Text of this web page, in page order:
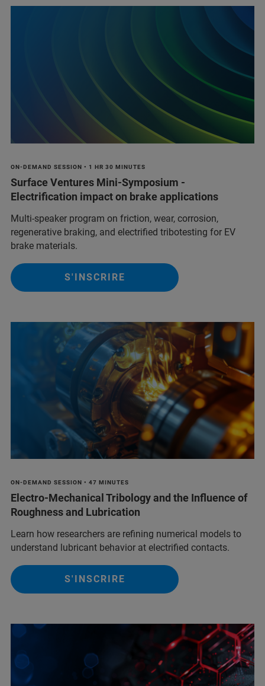
ON-DEMAND SESSION • 1 HR 30 MINUTES
Surface Ventures Mini-Symposium -
Electrification impact on brake applications
Multi‑speaker program on friction, wear, corrosion,
regenerative braking, and electrified tribotesting for EV
brake materials.
S'INSCRIRE
ON-DEMAND SESSION • 47 MINUTES
Electro-Mechanical Tribology and the Influence of
Roughness and Lubrication
Learn how researchers are refining numerical models to
understand lubricant behavior at electrified contacts.
S'INSCRIRE